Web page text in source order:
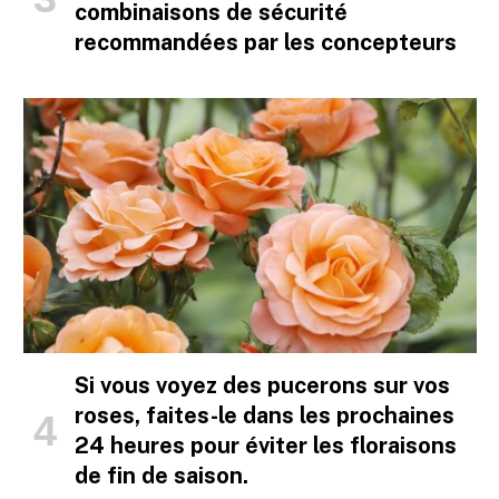
combinaisons de sécurité
recommandées par les concepteurs
Si vous voyez des pucerons sur vos
roses, faites-le dans les prochaines
24 heures pour éviter les floraisons
de fin de saison.